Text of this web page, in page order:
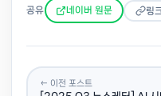
공유 네이버 원문 링
← 이전 포스트